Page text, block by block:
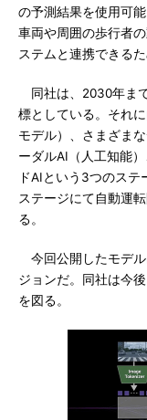
の予測結果を使用可
車両や周囲の歩行者
ステムと連携できる
同社は、2030年ま
標としている。それ
モデル）、さまざま
ーダルAI（人工知能
ドAIという3つのス
ステージにて自動運
る。
今回公開したモデ
ジョンだ。同社は今
を図る。